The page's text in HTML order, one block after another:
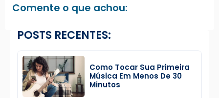
Comente o que achou:
POSTS RECENTES:
Como Tocar Sua Primeira
Música Em Menos De 30
Minutos